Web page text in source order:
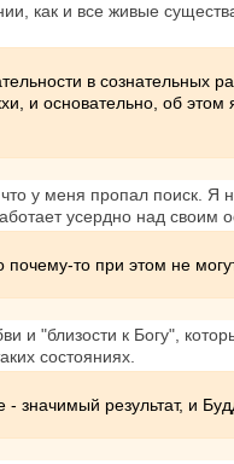
как и все живые
в сознательных
и основательно, об
у меня пропал поиск.
усердно над
то при этом не
и "близости к Богу",
состояниях.
значимый результат, и